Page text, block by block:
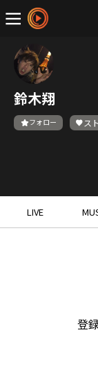
鈴木翔
フォロー ス
LIVE
登